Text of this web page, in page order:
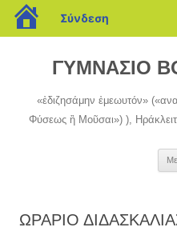
blogs.sch.gr
Σύνδεση
περιεχόμενοΓΥΜΝΑΣΙΟ
«ἐδιζησάμην ἐμεωυτόν»
Φύσεως ἢ Μοῦσαι») ),
ΩΡΑΡΙΟ